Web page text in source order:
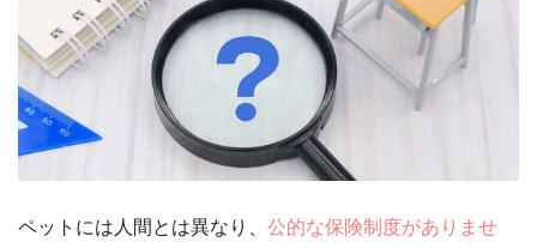
ペットには人間とは異なり、 公的な保険制度がありませ